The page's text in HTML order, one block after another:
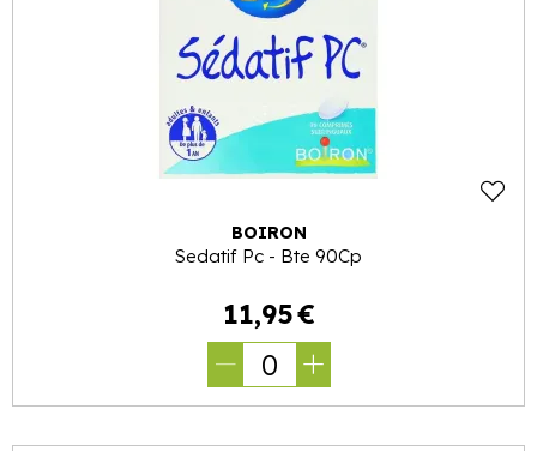
BOIRON
Sedatif Pc - Bte 90Cp
11,95€
0